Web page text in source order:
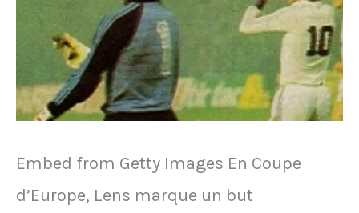
Embed from Getty Images En Coupe
d’Europe, Lens marque un but